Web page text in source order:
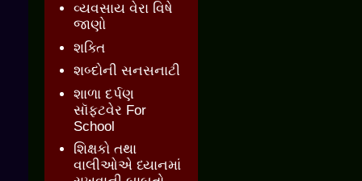
વ્યવસાય વેરા વિષે
જાણો
શક્તિ
શબ્દોની સનસનાટી
શાળા દર્પણ
સૉફ્ટવેર For
School
શિક્ષકો તથા
વાલીઓએ ધ્યાનમાં